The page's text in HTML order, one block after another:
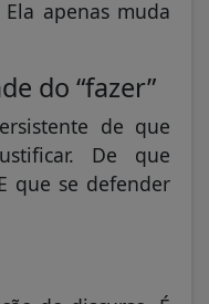
apenas muda
do “fazer”
de que
De que
que se defender